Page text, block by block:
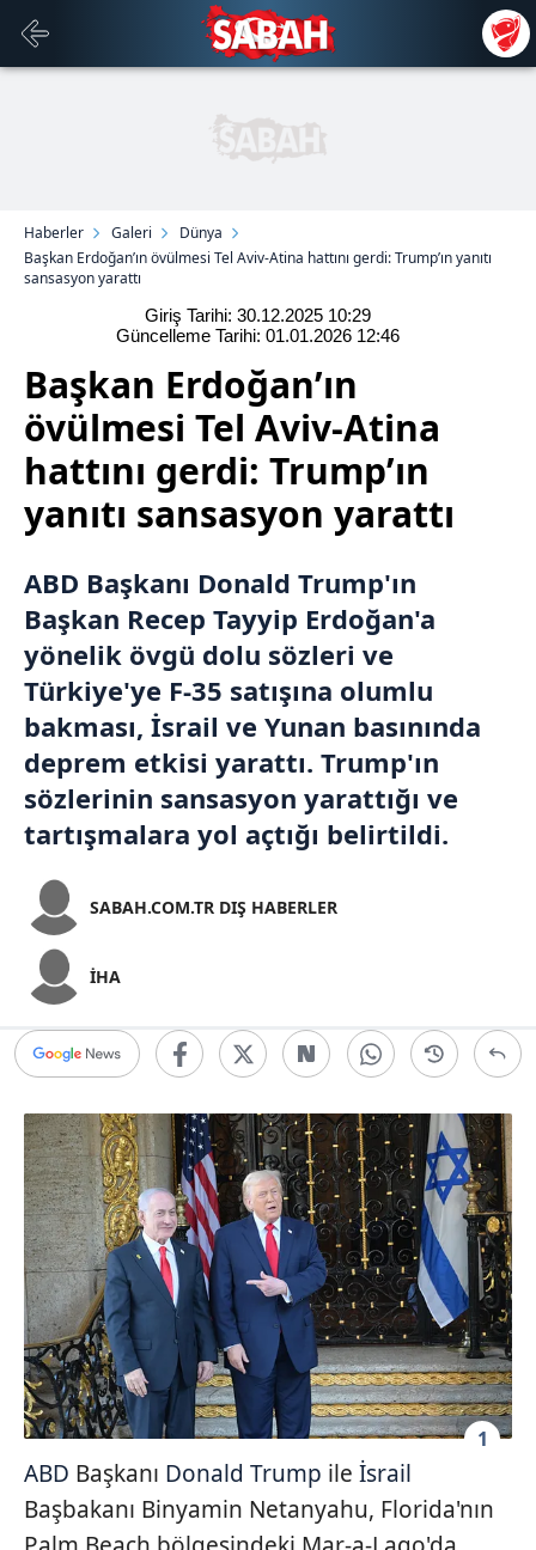
Haberler Galeri
Dünya
Başkan Erdoğan’ın övülmesi Tel Aviv-Atina hattını gerdi: Trump’ın yanıtı
sansasyon yarattı
Giriş Tarihi: 30.12.2025 10:29
Güncelleme Tarihi: 01.01.2026 12:46
Başkan Erdoğan’ın
övülmesi Tel Aviv-Atina
hattını gerdi: Trump’ın
yanıtı sansasyon yarattı
ABD Başkanı Donald Trump'ın
Başkan Recep Tayyip Erdoğan'a
yönelik övgü dolu sözleri ve
Türkiye'ye F-35 satışına olumlu
bakması, İsrail ve Yunan basınında
deprem etkisi yarattı. Trump'ın
sözlerinin sansasyon yarattığı ve
tartışmalara yol açtığı belirtildi.
SABAH.COM.TR DIŞ HABERLER
İHA
1
ABD Başkanı Donald Trump ile İsrail
Başbakanı Binyamin Netanyahu, Florida'nın